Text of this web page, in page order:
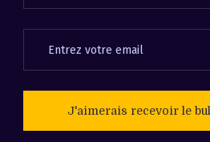
J'aimerais recevoir le